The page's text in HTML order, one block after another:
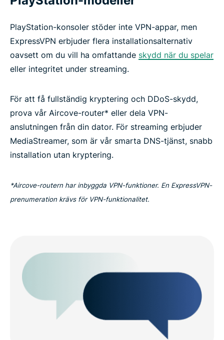
riskfritt
PlayStation-konsoler stöder inte VPN-appar, men
ExpressVPN erbjuder flera installationsalternativ
oavsett om du vill ha omfattande skydd när du spelar
eller integritet under streaming.
För att få fullständig kryptering och DDoS-skydd,
prova vår Aircove-router* eller dela VPN-
anslutningen från din dator. För streaming erbjuder
MediaStreamer, som är vår smarta DNS-tjänst, snabb
installation utan kryptering.
*Aircove-routern har inbyggda VPN-funktioner. En ExpressVPN-
prenumeration krävs för VPN-funktionalitet.